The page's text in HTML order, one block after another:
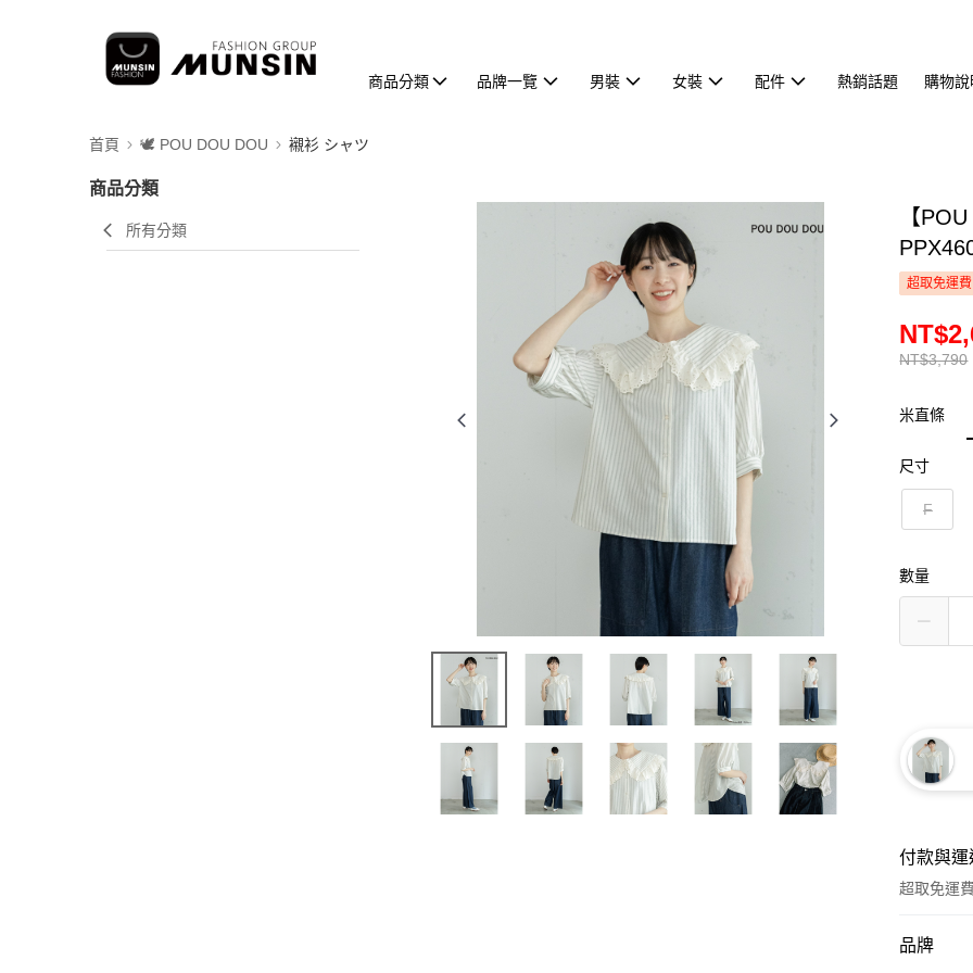
商品分類 品牌一覽 男裝 女裝 配件 熱銷話題 購物說
首頁 🕊️ POU DOU DOU 襯衫 シャツ
商品分類
所有分類
【
超取免運費
NT$3,790
米直條
尺寸
F
數量
付款與
超取免運
付款方式
品牌